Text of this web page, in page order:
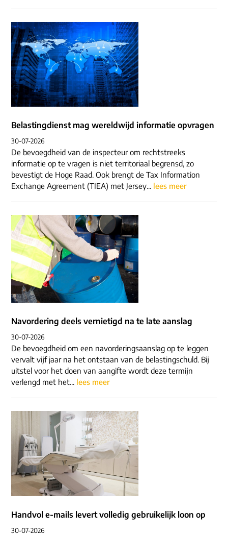
Belastingdienst mag wereldwijd informatie opvragen
30-07-2026
De bevoegdheid van de inspecteur om rechtstreeks
informatie op te vragen is niet territoriaal begrensd, zo
bevestigt de Hoge Raad. Ook brengt de Tax Information
Exchange Agreement (TIEA) met Jersey... lees meer
Navordering deels vernietigd na te late aanslag
30-07-2026
De bevoegdheid om een navorderingsaanslag op te leggen
vervalt vijf jaar na het ontstaan van de belastingschuld. Bij
uitstel voor het doen van aangifte wordt deze termijn
verlengd met het... lees meer
Handvol e-mails levert volledig gebruikelijk loon op
30-07-2026